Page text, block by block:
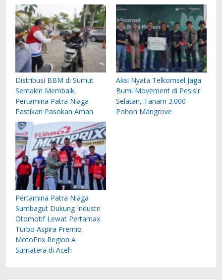
Distribusi BBM di Sumut
Semakin Membaik,
Pertamina Patra Niaga
Pastikan Pasokan Aman
Aksi Nyata Telkomsel Jaga
Bumi Movement di Pesisir
Selatan, Tanam 3.000
Pohon Mangrove
Pertamina Patra Niaga
Sumbagut Dukung Industri
Otomotif Lewat Pertamax
Turbo Aspira Premio
MotoPrix Region A
Sumatera di Aceh